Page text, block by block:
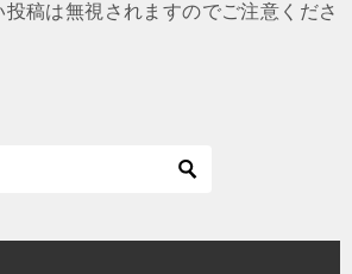
投稿は無視されますのでご注意くださ